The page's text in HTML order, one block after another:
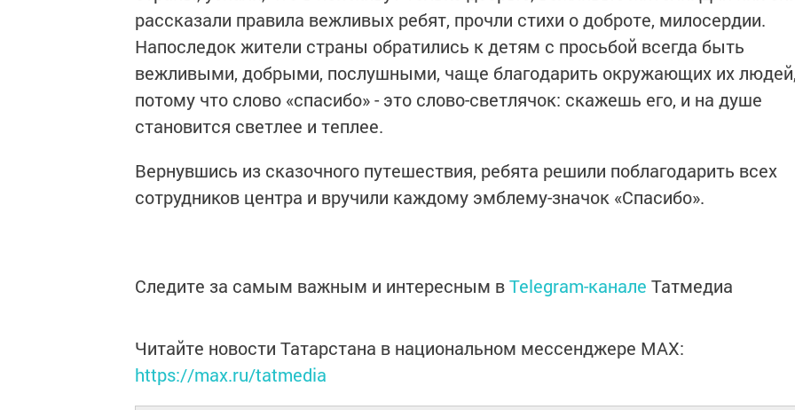
рассказали правила вежливых ребят, прочли стихи о доброте, милосердии.
Напоследок жители страны обратились к детям с просьбой всегда быть
вежливыми, добрыми, послушными, чаще благодарить окружающих их
потому что слово «спасибо» - это слово-светлячок: скажешь его, и на душе
становится светлее и теплее.
Вернувшись из сказочного путешествия, ребята решили поблагодарить всех
сотрудников центра и вручили каждому эмблему-значок «Спасибо».
Следите за самым важным и интересным вTelegram-канале Татмедиа
Читайте новости Татарстана в национальном мессенджере MАХ:
https://max.ru/tatmedia